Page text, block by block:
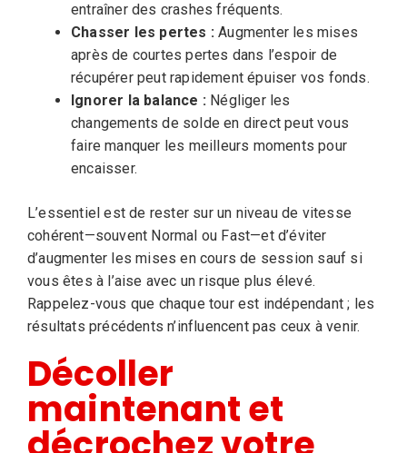
entraîner des crashes fréquents.
Chasser les pertes : Augmenter les mises
après de courtes pertes dans l’espoir de
récupérer peut rapidement épuiser vos fonds.
Ignorer la balance : Négliger les
changements de solde en direct peut vous
faire manquer les meilleurs moments pour
encaisser.
L’essentiel est de rester sur un niveau de vitesse
cohérent—souvent Normal ou Fast—et d’éviter
d’augmenter les mises en cours de session sauf si
vous êtes à l’aise avec un risque plus élevé.
Rappelez-vous que chaque tour est indépendant ; les
résultats précédents n’influencent pas ceux à venir.
Décoller
maintenant et